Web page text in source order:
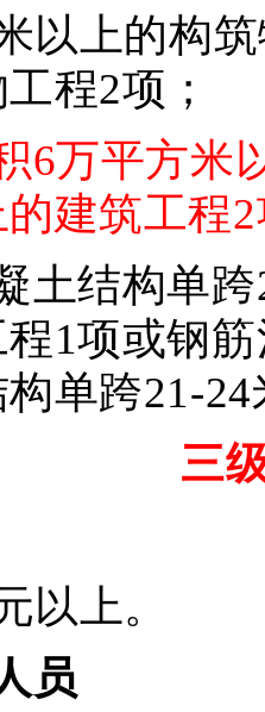
以上的构
程2项；
6万平方米
建筑工程
土结构单
程1项或钢
单跨21-
三
以上。
员